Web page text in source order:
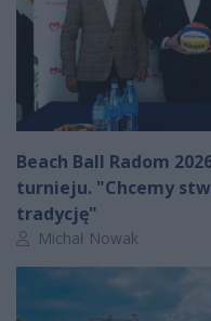
Beach Ball Radom
turnieju. "Chcemy
tradycję"
Autor artykułu:
Michał Nowak